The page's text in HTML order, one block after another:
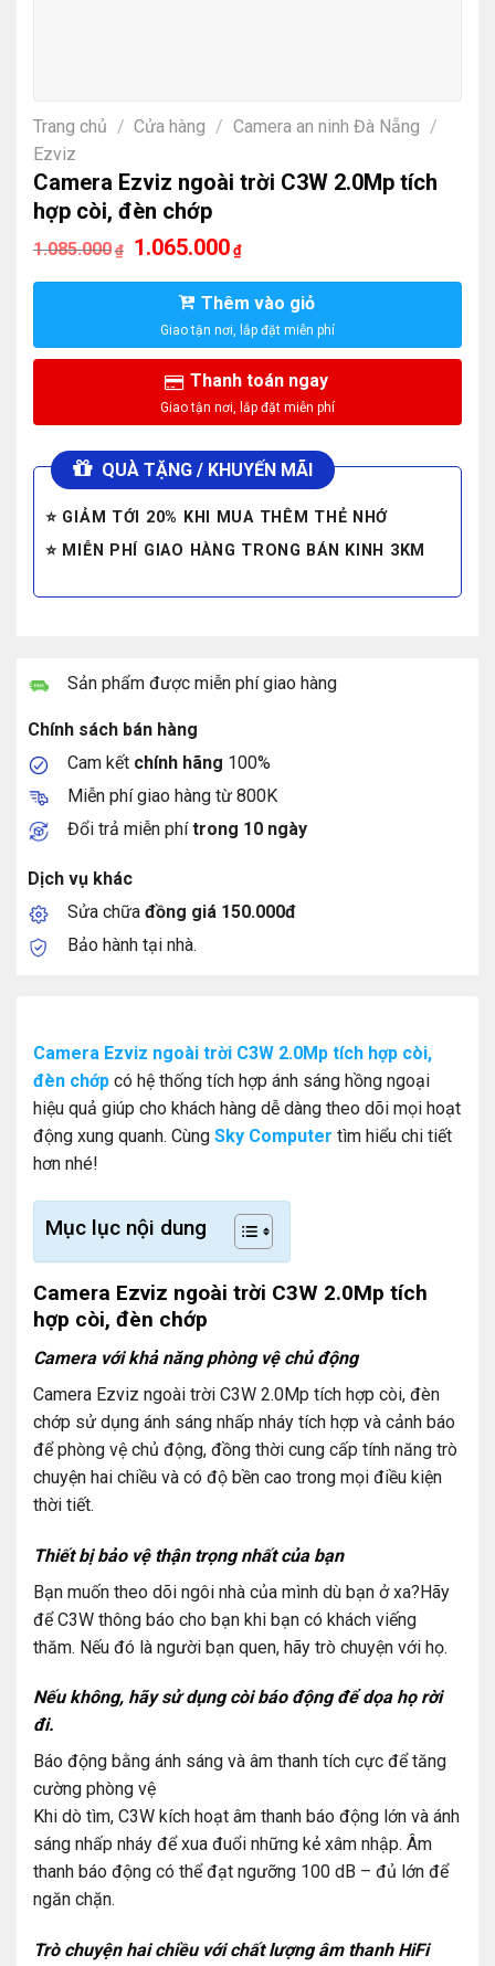
Trang chủ / Cửa hàng / Camera an ninh Đà Nẵng /
Ezviz
Camera Ezviz ngoài trời C3W 2.0Mp tích
hợp còi, đèn chớp
1.085.000 ₫
Giá
gốc
là:
1.085.000₫.
1.065.000 ₫Giá
hiện
tại
là:
1.065.000₫.
Thêm vào giỏ
Thanh toán ngay
QUÀ TẶNG / KHUYẾN MÃI
⭐ GIẢM TỚI 20% KHI MUA THÊM THẺ NHỚ
⭐ MIỄN PHÍ GIAO HÀNG TRONG BÁN KINH 3KM
Sản phẩm được miễn phí giao hàng
Chính sách bán hàng
Cam kết chính hãng 100%
Miễn phí giao hàng từ 800K
Đổi trả miễn phítrong 10 ngày
Dịch vụ khác
Sửa chữa đồng giá 150.000đ
Bảo hành tại nhà.
Camera Ezviz ngoài trời C3W 2.0Mp tích hợp còi,
đèn chớp có hệ thống tích hợp ánh sáng hồng ngoại
hiệu quả giúp cho khách hàng dễ dàng theo dõi mọi hoạt
động xung quanh. Cùng Sky Computer tìm hiểu chi tiết
hơn nhé!
Mục lục nội dung
Camera Ezviz ngoài trời C3W 2.0Mp tích
hợp còi, đèn chớp
Camera với khả năng phòng vệ chủ động
Camera Ezviz ngoài trời C3W 2.0Mp tích hợp còi, đèn
chớp sử dụng ánh sáng nhấp nháy tích hợp và cảnh báo
để phòng vệ chủ động, đồng thời cung cấp tính năng trò
chuyện hai chiều và có độ bền cao trong mọi điều kiện
thời tiết.
Thiết bị bảo vệ thận trọng nhất của bạn
Bạn muốn theo dõi ngôi nhà của mình dù bạn ở xa?Hãy
để C3W thông báo cho bạn khi bạn có khách viếng
thăm. Nếu đó là người bạn quen, hãy trò chuyện với họ.
Nếu không, hãy sử dụng còi báo động để dọa họ rời
đi.
Báo động bằng ánh sáng và âm thanh tích cực để tăng
cường phòng vệ
Khi dò tìm, C3W kích hoạt âm thanh báo động lớn và ánh
sáng nhấp nháy để xua đuổi những kẻ xâm nhập. Âm
thanh báo động có thể đạt ngưỡng 100 dB – đủ lớn để
ngăn chặn.
Trò chuyện hai chiều với chất lượng âm thanh HiFi